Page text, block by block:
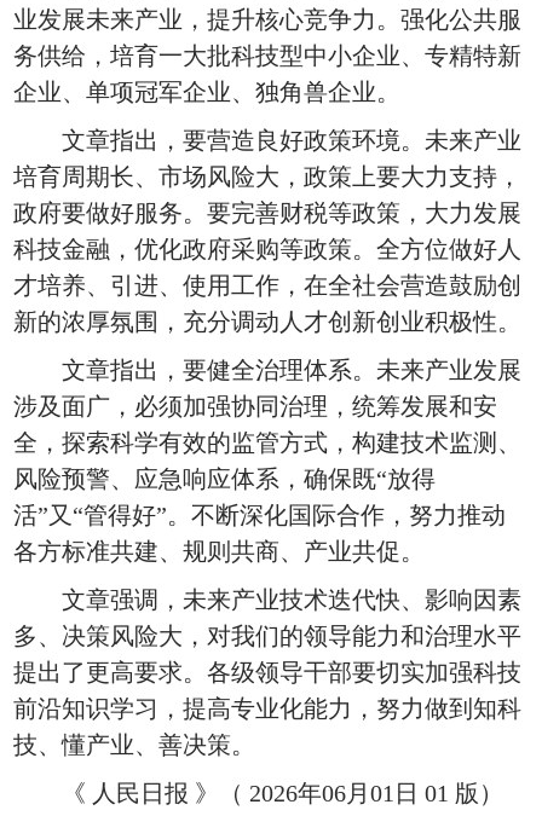
业发展未来产业，提升核心竞争力。强化公共服
务供给，培育一大批科技型中小企业、专精特新
企业、单项冠军企业、独角兽企业。
文章指出，要营造良好政策环境。未来产业
培育周期长、市场风险大，政策上要大力支持，
政府要做好服务。要完善财税等政策，大力发展
科技金融，优化政府采购等政策。全方位做好人
才培养、引进、使用工作，在全社会营造鼓励创
新的浓厚氛围，充分调动人才创新创业积极性。
文章指出，要健全治理体系。未来产业发展
涉及面广，必须加强协同治理，统筹发展和安
全，探索科学有效的监管方式，构建技术监测、
风险预警、应急响应体系，确保既“放得
活”又“管得好”。不断深化国际合作，努力推动
各方标准共建、规则共商、产业共促。
文章强调，未来产业技术迭代快、影响因素
多、决策风险大，对我们的领导能力和治理水平
提出了更高要求。各级领导干部要切实加强科技
前沿知识学习，提高专业化能力，努力做到知科
技、懂产业、善决策。
《 人民日报 》（ 2026年06月01日 01 版）